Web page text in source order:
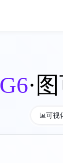
G6·
可视